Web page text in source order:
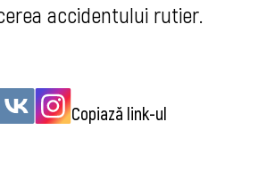
accidentului rutier.
Copiază link-ul